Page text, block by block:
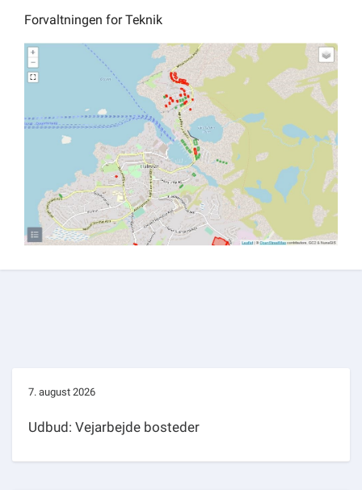
Forvaltningen for Teknik
7. august 2026
Udbud: Vejarbejde bosteder